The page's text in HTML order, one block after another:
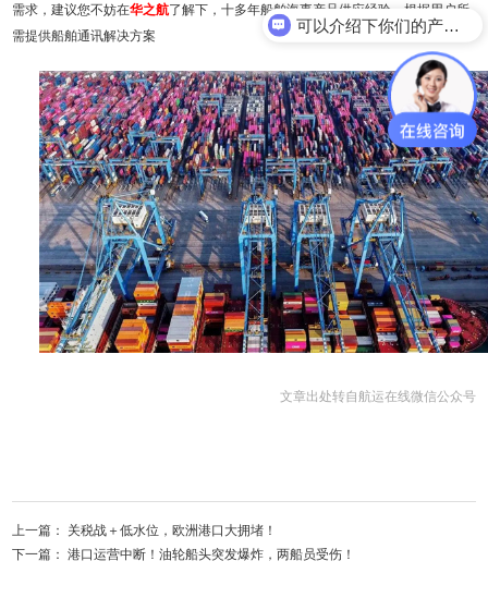
需求，建议您不妨在华之航了解下，十多年船舶海事产品供应经验，根据用户所
需提供船舶通讯解决方案
文章出处转自航运在线微信公众号
上一篇： 关税战＋低水位，欧洲港口大拥堵！
下一篇：港口运营中断！油轮船头突发爆炸，两船员受伤！
可以介绍下你们的产品么？